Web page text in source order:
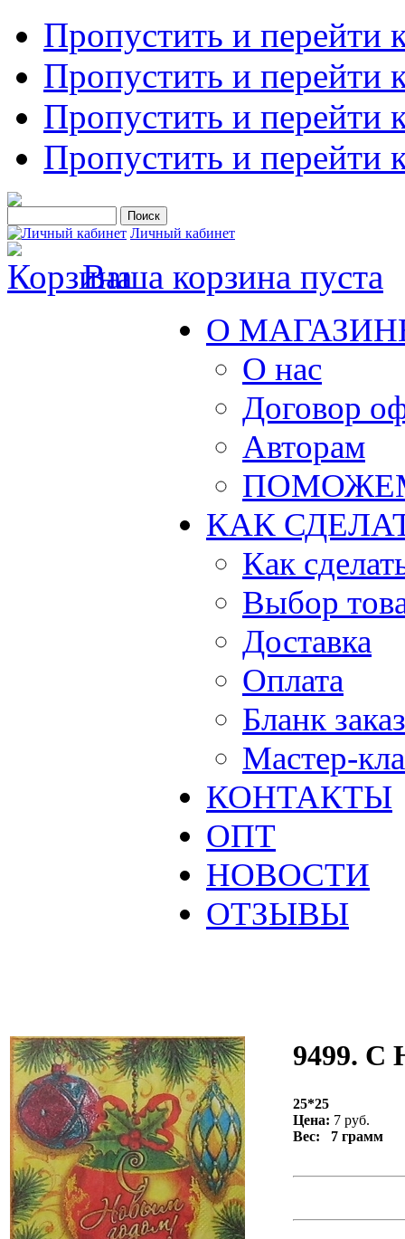
Пропустить и перейти
Пропустить и перейти
Пропустить и перейти
Пропустить и перейти
Личный кабинет
Ваша корзина пуста
О
О нас
Договор
Авторам
КАК
Как
Выбор
Доставка
Оплата
Бланк
Мастер-
КОНТАКТЫ
ОПТ
НОВОСТИ
ОТЗЫВЫ
9499. С
25*25
Цена: 7 руб.
Вес: 7 грамм